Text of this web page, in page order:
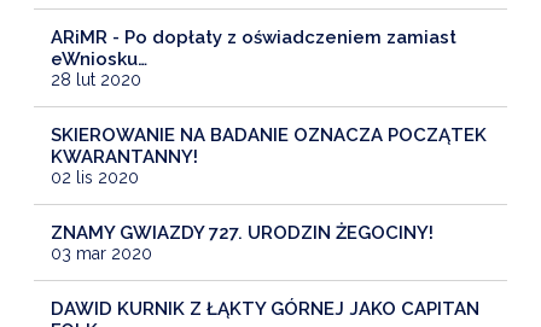
ARiMR - Po dopłaty z oświadczeniem zamiast
eWniosku…
28 lut 2020
SKIEROWANIE NA BADANIE OZNACZA POCZĄTEK
KWARANTANNY!
02 lis 2020
ZNAMY GWIAZDY 727. URODZIN ŻEGOCINY!
03 mar 2020
DAWID KURNIK Z ŁĄKTY GÓRNEJ JAKO CAPITAN